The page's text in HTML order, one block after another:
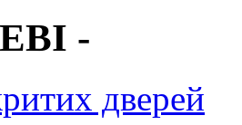
-
дверей